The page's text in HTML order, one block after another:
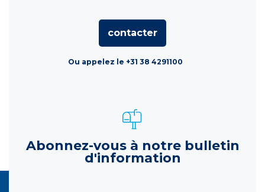
contacter
Ou appelez le +31 38 4291100
Abonnez-vous à notre bulletin
d'information